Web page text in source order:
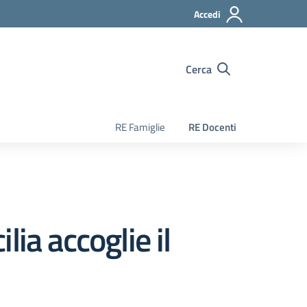
Accedi
Cerca
RE Famiglie RE Docenti
accoglie il